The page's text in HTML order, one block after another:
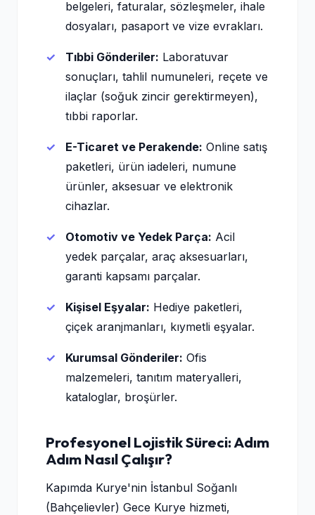
belgeleri, faturalar, sözleşmeler, ihale
dosyaları, pasaport ve vize evrakları.
Tıbbi Gönderiler: Laboratuvar
sonuçları, tahlil numuneleri, reçete ve
ilaçlar (soğuk zincir gerektirmeyen),
tıbbi raporlar.
E-Ticaret ve Perakende: Online satış
paketleri, ürün iadeleri, numune
ürünler, aksesuar ve elektronik
cihazlar.
Otomotiv ve Yedek Parça: Acil
yedek parçalar, araç aksesuarları,
garanti kapsamı parçalar.
Kişisel Eşyalar: Hediye paketleri,
çiçek aranjmanları, kıymetli eşyalar.
Kurumsal Gönderiler: Ofis
malzemeleri, tanıtım materyalleri,
kataloglar, broşürler.
Profesyonel Lojistik Süreci: Adım
Adım Nasıl Çalışır?
Kapımda Kurye'nin İstanbul Soğanlı
(Bahçelievler) Gece Kurye hizmeti,